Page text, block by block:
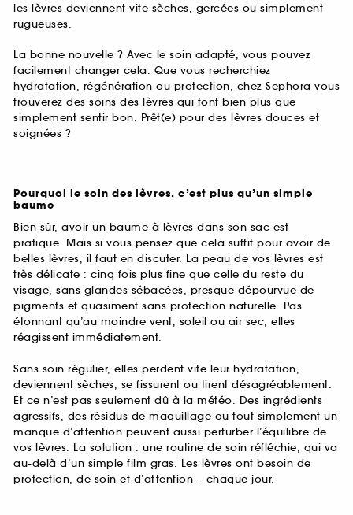
les lèvres deviennent vite sèches, gercées ou simplement
rugueuses.
La bonne nouvelle ? Avec le soin adapté, vous pouvez
facilement changer cela. Que vous recherchiez
hydratation, régénération ou protection, chez Sephora vous
trouverez des soins des lèvres qui font bien plus que
simplement sentir bon. Prêt(e) pour des lèvres douces et
soignées ?
Pourquoi le soin des lèvres, c’est plus qu’un simple
baume
Bien sûr, avoir un baume à lèvres dans son sac est
pratique. Mais si vous pensez que cela suffit pour avoir de
belles lèvres, il faut en discuter. La peau de vos lèvres est
très délicate : cinq fois plus fine que celle du reste du
visage, sans glandes sébacées, presque dépourvue de
pigments et quasiment sans protection naturelle. Pas
étonnant qu’au moindre vent, soleil ou air sec, elles
réagissent immédiatement.
Sans soin régulier, elles perdent vite leur hydratation,
deviennent sèches, se fissurent ou tirent désagréablement.
Et ce n’est pas seulement dû à la météo. Des ingrédients
agressifs, des résidus de maquillage ou tout simplement un
manque d’attention peuvent aussi perturber l’équilibre de
vos lèvres. La solution : une routine de soin réfléchie, qui va
au-delà d’un simple film gras. Les lèvres ont besoin de
protection, de soin et d’attention – chaque jour.